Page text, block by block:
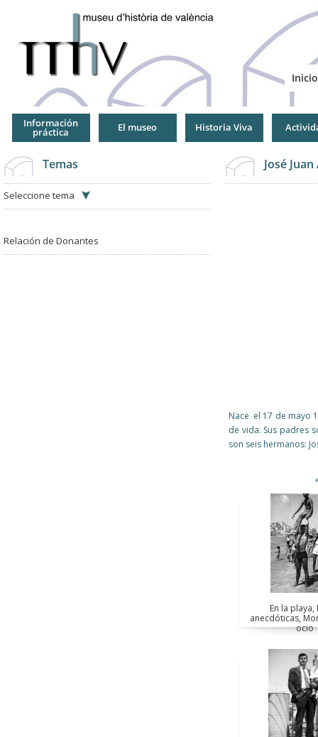
Inicio
Información
práctica El museo Historia Viva
Temas
Seleccione tema
Relación de Donantes
José
Nace el 17 de mayo
de vida. Sus padres
son seis hermanos:
En la playa,
anecdóticas,
ocio
Páginas